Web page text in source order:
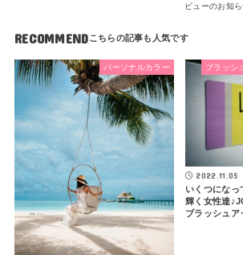
ビューのお知ら
RECOMMEND
パーソナルカラー
2022.11.05
いくつになっ
輝く女性達
ブラッシュア